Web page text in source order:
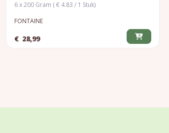
6 x 200 Gram ( € 4.83 / 1 Stuk)
FONTAINE
€ 28,99